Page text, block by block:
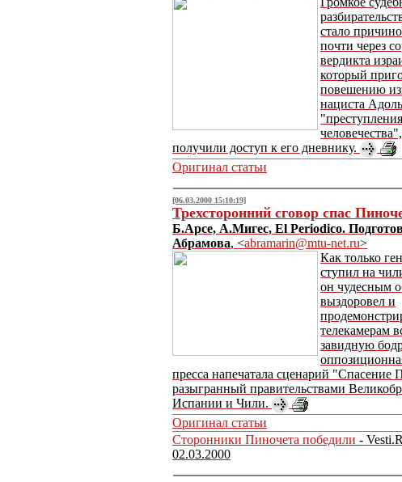
стало
почти через
вердикта
который
повешению
нациста
получили доступ к его дневнику.
Оригинал статьи
[06.03.2000 15:10:19]
Трехсторонний сговор спас
Б.Арсе, А.Мигес, El Periodico.
Абрамова, <abramarin@mtu-net.ru>
Как только
ступил на
он чудесным
выздоровел и
телекамерам
завидную
пресса напечатала сценарий "Спасение
разыгранный правительствами
Испании и Чили.
Оригинал статьи
Сторонники Пиночета победили -
02.03.2000